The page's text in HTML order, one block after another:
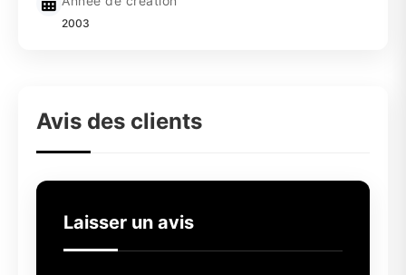
2003
Avis des clients
Laisser un avis